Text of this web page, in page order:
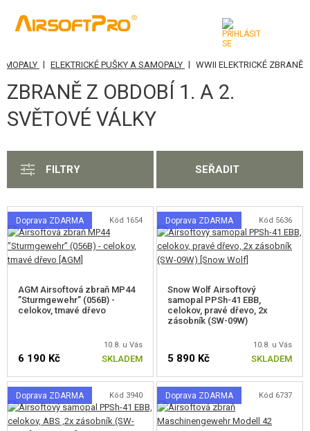
KATEGORIE
AIRSOFTOVÉ ZBRANĚ
AIRSOFT PISTOLE
ELEKTRICKÉ PUŠKY A SAMOPALY
AK ELEKTRICKÉ ZBRANĚ
MP5 ELEKTRICKÉ ZBRANĚ
AUG, P90, L85 ELEKTRICKÉ ZBRANĚ
SCAR, MASADA ELEKTRICKÉ ZBRANĚ
M14 ELEKTRICKÉ ZBRANĚ
| ELEKTRICKÉ PUŠKY A SAMOPALY | WWII ELEKTRICKÉ ZBRANĚ
ZBRANĚ Z OBDOBÍ 1. A 2.
SVĚTOVÉ VÁLKY
FILTRY SEŘADIT
Doprava ZDARMA Kód 1654
AGM Airsoftová zbraň MP44
”Sturmgewehr” (056B) -
celokov, tmavé dřevo
10.8. u Vás
6 190 Kč SKLADEM
Doprava ZDARMA Kód 5636
Snow Wolf Airsoftový
samopal PPSh-41 EBB,
celokov, pravé dřevo, 2x
zásobník (SW-09W)
10.8. u Vás
5 890 Kč SKLADEM
Doprava ZDARMA Kód 3940 Doprava ZDARMA Kód 6737